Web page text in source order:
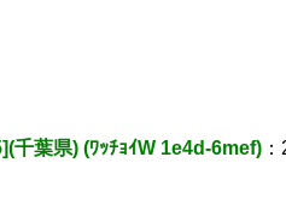
千葉県) (ﾜｯﾁｮｲW 1e4d-6mef)